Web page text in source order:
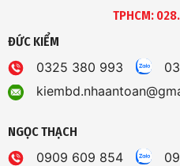
TPHCM:
ĐỨC KIỂM
0325 380 993
NGỌC THẠCH
0909 609 854